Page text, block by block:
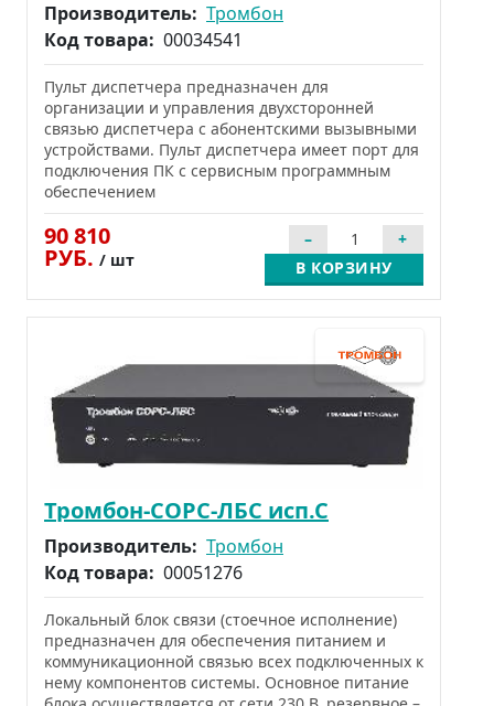
Производитель: Тромбон
Код товара: 00034541
Пульт диспетчера предназначен для
организации и управления двухсторонней
связью диспетчера с абонентскими вызывными
устройствами. Пульт диспетчера имеет порт для
подключения ПК с сервисным программным
обеспечением
90 810
РУБ. / шт В КОРЗИНУ
Тромбон-СОРС-ЛБС исп.С
Производитель: Тромбон
Код товара: 00051276
Локальный блок связи (стоечное исполнение)
предназначен для обеспечения питанием и
коммуникационной связью всех подключенных к
нему компонентов системы. Основное питание